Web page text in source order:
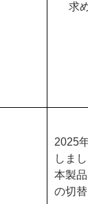
求
2025
しまし
本製
の切